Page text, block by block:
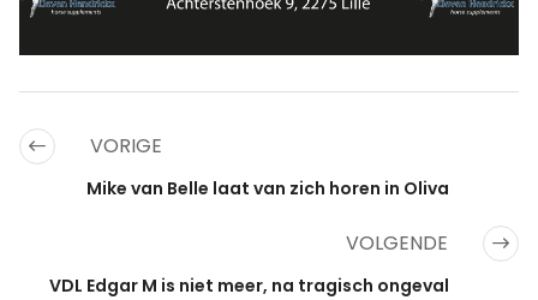
VORIGE
Mike van Belle laat van zich horen in Oliva
VOLGENDE
VDL Edgar M is niet meer, na tragisch ongeval